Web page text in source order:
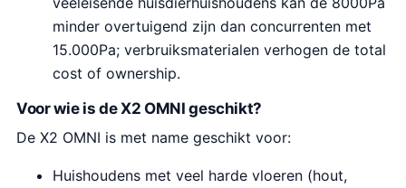
minder overtuigend zijn dan concurrenten met
15.000Pa; verbruiksmaterialen verhogen de total
cost of ownership.
Voor wie is de X2 OMNI geschikt?
De X2 OMNI is met name geschikt voor:
Huishoudens met veel harde vloeren (hout,